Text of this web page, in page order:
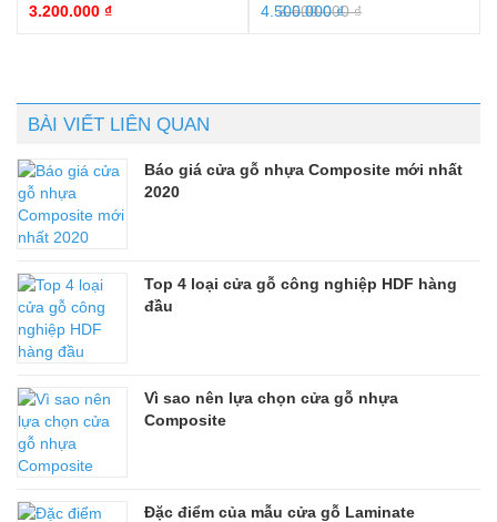
3.500.000₫
3.200.000 ₫
4.500.000₫
BÀI VIẾT LIÊN QUAN
Báo giá cửa gỗ nhựa Composite mới nhất
2020
Top 4 loại cửa gỗ công nghiệp HDF hàng
đầu
Vì sao nên lựa chọn cửa gỗ nhựa
Composite
Đặc điểm của mẫu cửa gỗ Laminate